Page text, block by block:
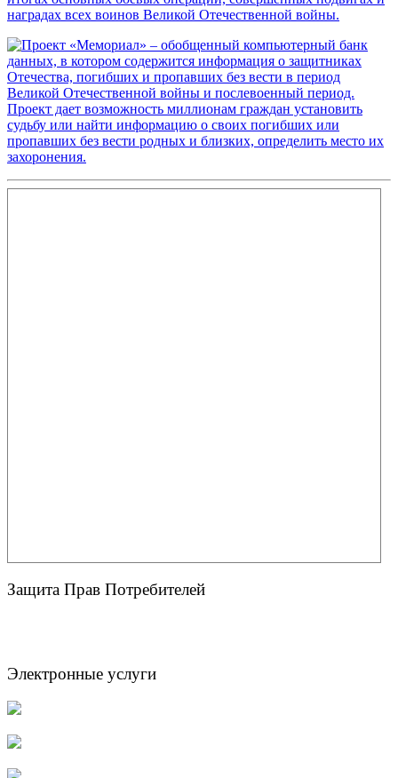
Защита Прав Потребителей
Электронные услуги